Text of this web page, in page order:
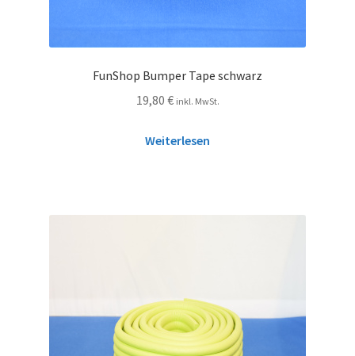
FunShop Bumper Tape schwarz
19,80 € inkl. MwSt.
Weiterlesen